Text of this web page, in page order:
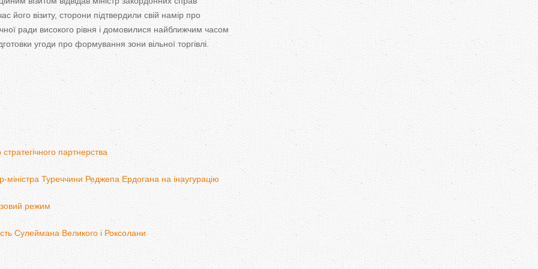
його візиту, сторони підтвердили свій намір про
ради високого рівня і домовилися найближчим часом
угоди про формування зони вільної торгівлі.
партнерства
міністра Туреччини Реджепа Ердогана на інаугурацію
режим
Сулеймана Великого і Роксолани